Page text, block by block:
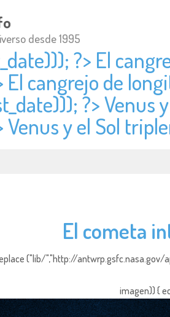
desde 1995
?> El
El cangrejo de
?>
Venus y el Sol
El cometa
("lib/","http://antwrp.gsfc.nasa.gov/
imagen)) {